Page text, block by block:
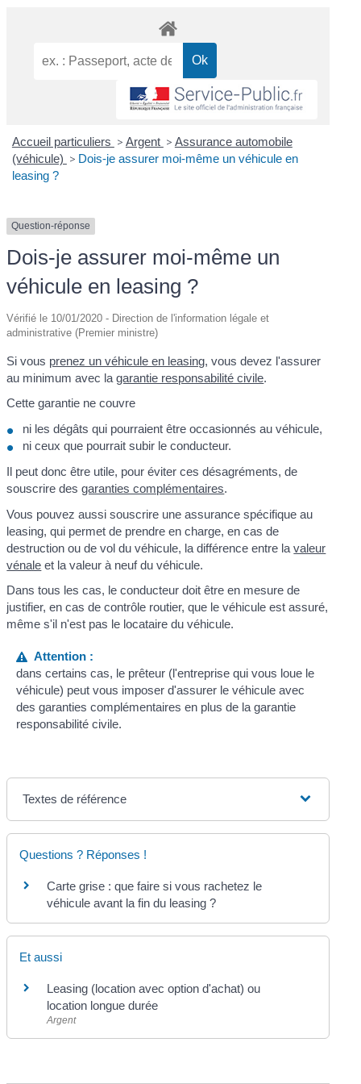
Accueil particuliers > Argent > Assurance automobile
(véhicule) > Dois-je assurer moi-même un véhicule en
leasing ?
Question-réponse
Dois-je assurer moi-même un
véhicule en leasing ?
Vérifié le 10/01/2020 - Direction de l'information légale et
administrative (Premier ministre)
Si vous prenez un véhicule en leasing, vous devez l'assurer
au minimum avec lagarantie responsabilité civile.
Cette garantie ne couvre
ni les dégâts qui pourraient être occasionnés au véhicule,
ni ceux que pourrait subir le conducteur.
Il peut donc être utile, pour éviter ces désagréments, de
souscrire desgaranties complémentaires.
Vous pouvez aussi souscrire une assurance spécifique au
leasing, qui permet de prendre en charge, en cas de
destruction ou de vol du véhicule, la différence entre lavaleur
vénale et la valeur à neuf du véhicule.
Dans tous les cas, le conducteur doit être en mesure de
justifier, en cas de contrôle routier, que le véhicule est assuré,
même s'il n'est pas le locataire du véhicule.
Attention :
dans certains cas, le prêteur (l'entreprise qui vous loue le
véhicule) peut vous imposer d'assurer le véhicule avec
des garanties complémentaires en plus de la garantie
responsabilité civile.
Textes de référence
Questions ? Réponses !
Carte grise : que faire si vous rachetez le
véhicule avant la fin du leasing ?
Et aussi
Leasing (location avec option d'achat) ou
location longue durée
Argent